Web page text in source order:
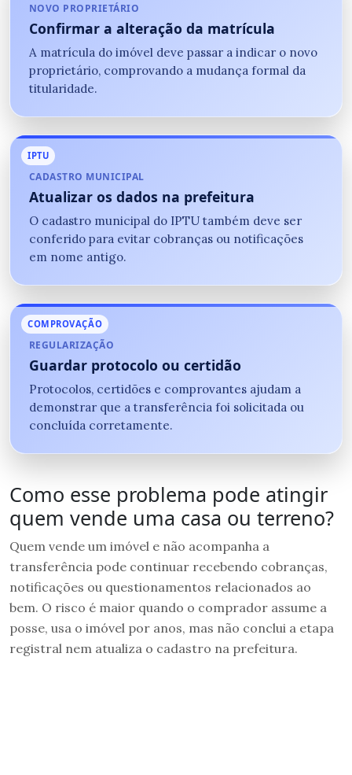
NOVO PROPRIETÁRIO
Confirmar a alteração da matrícula
A matrícula do imóvel deve passar a indicar o novo
proprietário, comprovando a mudança formal da
titularidade.
IPTU
CADASTRO MUNICIPAL
Atualizar os dados na prefeitura
O cadastro municipal do IPTU também deve ser
conferido para evitar cobranças ou notificações
em nome antigo.
COMPROVAÇÃO
REGULARIZAÇÃO
Guardar protocolo ou certidão
Protocolos, certidões e comprovantes ajudam a
demonstrar que a transferência foi solicitada ou
concluída corretamente.
Como esse problema pode atingir
quem vende uma casa ou terreno?
Quem vende um imóvel e não acompanha a
transferência pode continuar recebendo cobranças,
notificações ou questionamentos relacionados ao
bem. O risco é maior quando o comprador assume a
posse, usa o imóvel por anos, mas não conclui a etapa
registral nem atualiza o cadastro na prefeitura.